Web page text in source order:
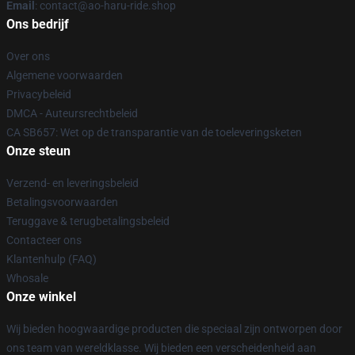
Email : contact@ao-haru-ride.shop
Ons bedrijf
Over ons
Algemene voorwaarden
Privacybeleid
DMCA - Auteursrechtbeleid
CA SB657: Wet op de transparantie van de toeleveringsketen
Onze steun
Verzend- en leveringsbeleid
Betalingsvoorwaarden
Teruggave & terugbetalingsbeleid
Contacteer ons
Klantenhulp (FAQ)
Whosale
Onze winkel
Wij bieden hoogwaardige producten die speciaal zijn ontworpen door
ons team van wereldklasse. Wij bieden een verscheidenheid aan